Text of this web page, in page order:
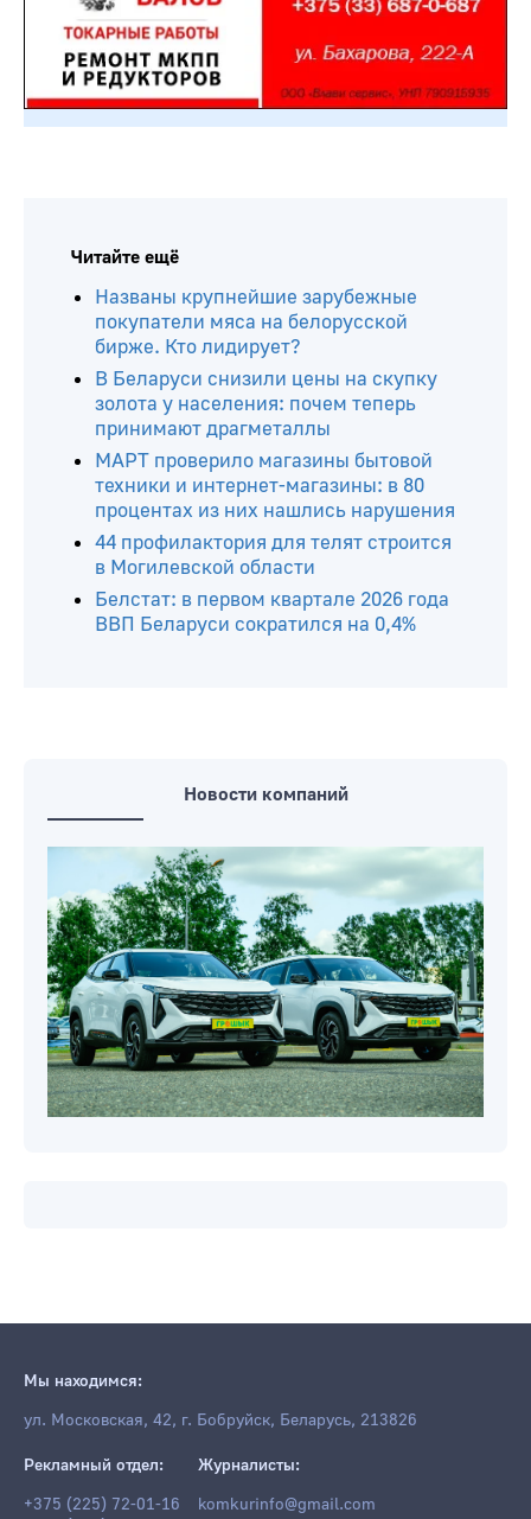
Читайте ещё
Названы крупнейшие зарубежные
покупатели мяса на белорусской
бирже. Кто лидирует?
В Беларуси снизили цены на скупку
золота у населения: почем теперь
принимают драгметаллы
МАРТ проверило магазины бытовой
техники и интернет-магазины: в 80
процентах из них нашлись нарушения
44 профилактория для телят строится
в Могилевской области
Белстат: в первом квартале 2026 года
ВВП Беларуси сократился на 0,4%
Новости компаний
Мы находимся:
ул. Московская, 42, г. Бобруйск, Беларусь, 213826
Рекламный отдел:
+375 (225) 72-01-16
Журналисты:
komkurinfo@gmail.com